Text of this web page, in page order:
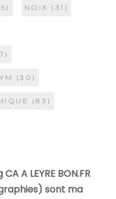
NOIX (31)
(30)
(83)
A LEYRE BON.FR
sont ma